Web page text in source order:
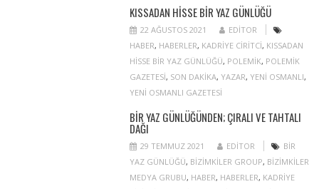
KISSADAN HISSE BIR YAZ GÜNLÜĞÜ
22 AĞUSTOS 2021
EDITOR
HABER, HABERLER, KADRIYE CIRITCI, KISSADAN
HISSE BIR YAZ GÜNLÜĞÜ, POLEMIK, POLEMIK
GAZETESI, SON DAKIKA, YAZAR, YENI OSMANLI,
YENI OSMANLI GAZETESI
BIR YAZ GÜNLÜĞÜNDEN; ÇIRALI VE TAHTALI
DAĞI
29 TEMMUZ 2021 EDITOR
BIR
YAZ GÜNLÜĞÜ, BIZIMKILER GROUP, BIZIMKILER
MEDYA GRUBU, HABER, HABERLER, KADRIYE